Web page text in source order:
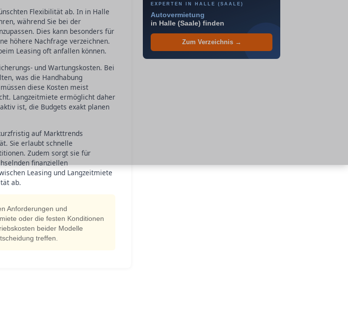
Flexibilität ab. In in Halle
während Sie bei der
Dies kann besonders für
höhere Nachfrage verzeichnen.
Leasing oft anfallen können.
und Wartungskosten. Bei
was die Handhabung
diese Kosten meist
Langzeitmiete ermöglicht daher
ist, die Budgets exakt planen
auf Markttrends
Sie erlaubt schnelle
Zudem sorgt sie für
finanziellen
Leasing und Langzeitmiete
ab.
Anforderungen und
oder die festen Konditionen
beider Modelle
treffen.
EXPERTEN IN HALLE (SAALE)
Autovermietung
in Halle (Saale) finden
Zum Verzeichnis →